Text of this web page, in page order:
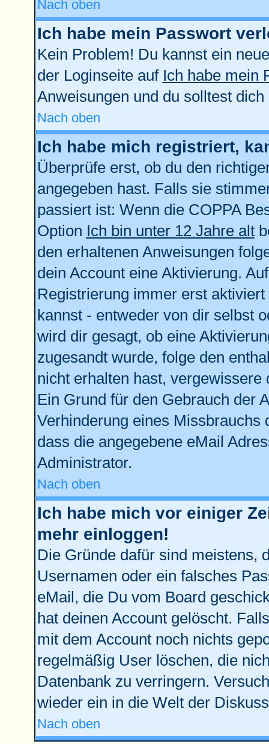
Nach oben
Ich habe mein Passwort
Kein Problem! Du kannst ein
der Loginseite auf Ich habe mein
Anweisungen und du solltest
Nach oben
Ich habe mich registriert,
Überprüfe erst, ob du den
angegeben hast. Falls sie
passiert ist: Wenn die COPPA
Option Ich bin unter 12 Jahre alt
den erhaltenen Anweisungen
dein Account eine Aktivierung.
Registrierung immer erst
kannst - entweder von dir selbst
wird dir gesagt, ob eine
zugesandt wurde, folge den
nicht erhalten hast,
Ein Grund für den Gebrauch der
Verhinderung eines
dass die angegebene eMail
Administrator.
Nach oben
Ich habe mich vor einiger
mehr einloggen!
Die Gründe dafür sind meistens,
Usernamen oder ein falsches
eMail, die Du vom Board
hat deinen Account gelöscht.
mit dem Account noch nichts
regelmäßig User löschen, die
Datenbank zu verringern.
wieder ein in die Welt der
Nach oben